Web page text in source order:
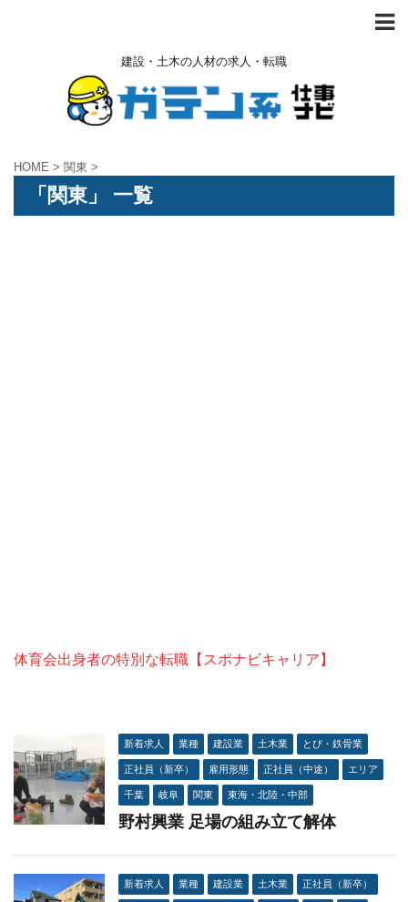
建設・土木の人材の求人・転職
HOME > 関東 >
「関東」 一覧
体育会出身者の特別な転職【スポナビキャリア】
新着求人 業種 建設業 土木業 とび・鉄骨業
正社員（新卒） 雇用形態 正社員（中途） エリア
千葉 岐阜 関東 東海・北陸・中部
野村興業 足場の組み立て解体
新着求人 業種 建設業 土木業 正社員（新卒）